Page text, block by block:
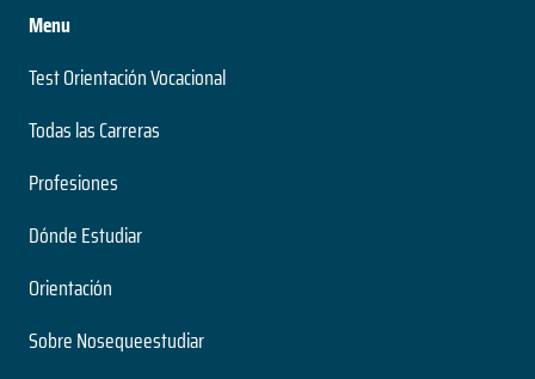
Menu
Test Orientación Vocacional
Todas las Carreras
Profesiones
Dónde Estudiar
Orientación
Sobre Nosequeestudiar